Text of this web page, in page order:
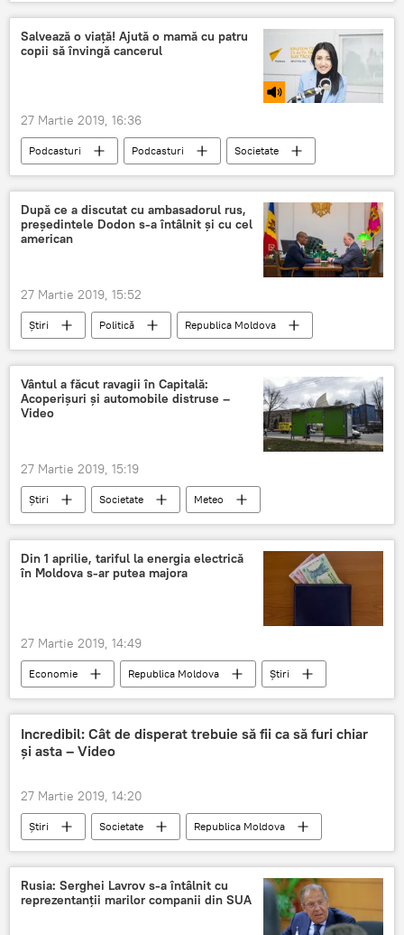
Republica Moldova Politică
Știri
Maia Sandu
Andrei Năstase
Parlament
Salvează o viață! Ajută o mamă cu patru
copii să învingă cancerul
27 Martie 2019, 16:36
Podcasturi Podcasturi
Societate
Știri
Republica Moldova
cancer
mamă
copii știri
După ce a discutat cu ambasadorul rus,
președintele Dodon s-a întâlnit și cu cel
american
27 Martie 2019, 15:52
Știri Politică
Republica Moldova
știri
Parlamentul Republicii Moldova
Dodon
rus
american
Dereck J. Hogan
Foto
Vântul a făcut ravagii în Capitală:
Acoperișuri și automobile distruse –
Video
27 Martie 2019, 15:19
Știri Societate
Meteo
Republica Moldova
vant
Ravagii
capitala
acoperiș
masini
Prognoza meteo: surprizele primăverii
video
Din 1 aprilie, tariful la energia electrică
în Moldova s-ar putea majora
27 Martie 2019, 14:49
Economie Republica Moldova
Știri
energie electrică
tarif
pret
consumator
Incredibil: Cât de disperat trebuie să fii ca să furi chiar
și asta – Video
27 Martie 2019, 14:20
Știri Societate
Republica Moldova
femeie
asta ajuns
chiar
video
Rusia: Serghei Lavrov s-a întâlnit cu
reprezentanții marilor companii din SUA